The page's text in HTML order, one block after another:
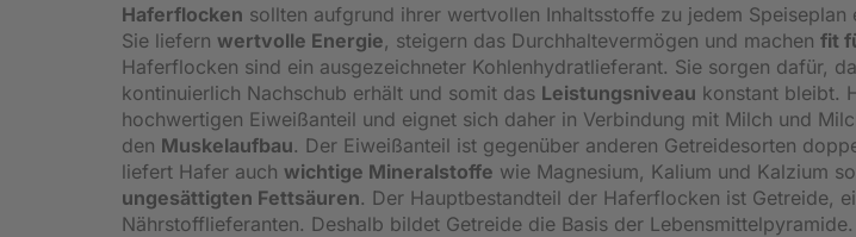
Haferflocken sollten aufgrund ihrer wertvollen Inhaltsstoffe zu jedem Speiseplan
Sie liefern wertvolle Energie, steigern das Durchhaltevermögen und machen fit
Haferflocken sind ein ausgezeichneter Kohlenhydratlieferant. Sie sorgen dafür,
kontinuierlich Nachschub erhält und somit das Leistungsniveau konstant bleibt.
hochwertigen Eiweißanteil und eignet sich daher in Verbindung mit Milch und
den Muskelaufbau. Der Eiweißanteil ist gegenüber anderen Getreidesorten
liefert Hafer auch wichtige Mineralstoffe wie Magnesium, Kalium und Kalzium
ungesättigten Fettsäuren. Der Hauptbestandteil der Haferflocken ist Getreide,
Nährstofflieferanten. Deshalb bildet Getreide die Basis der Lebensmittelpyramide.